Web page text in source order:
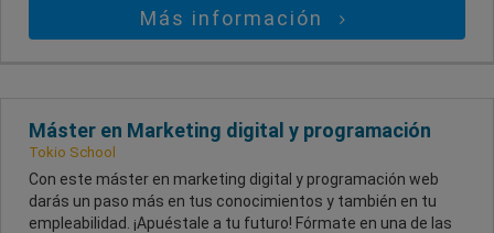
Más información
Máster en Marketing digital y programación
Tokio School
Con este máster en marketing digital y programación web
darás un paso más en tus conocimientos y también en tu
empleabilidad. ¡Apuéstale a tu futuro! Fórmate en una de las